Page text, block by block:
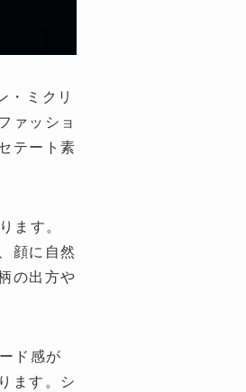
ミクリ
ァッショ
テート素
す。
顔に自然
の出方や
ド感が
ます。シ